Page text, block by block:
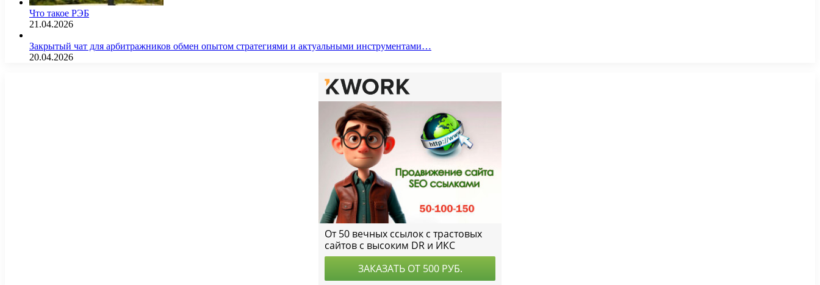
Что такое РЭБ
21.04.2026
Закрытый чат для арбитражников обмен опытом стратегиями и актуальными инструментами…
20.04.2026